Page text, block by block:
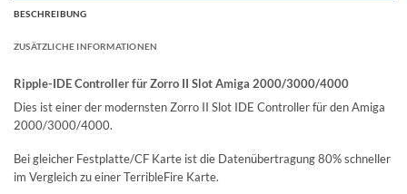
BESCHREIBUNG
ZUSÄTZLICHE INFORMATIONEN
Ripple-IDE Controller für Zorro II Slot Amiga 2000/3000/4000
Dies ist einer der modernsten Zorro II Slot IDE Controller für den Amiga
2000/3000/4000.
Bei gleicher Festplatte/CF Karte ist die Datenübertragung 80% schneller
im Vergleich zu einer TerribleFire Karte.